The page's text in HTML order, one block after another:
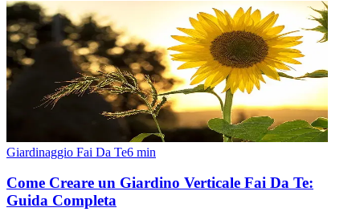
Giardinaggio Fai Da Te6 min
Come Creare un Giardino Verticale Fai Da Te:
Guida Completa